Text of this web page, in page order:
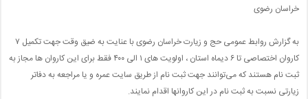
خراسان رضوی
به گزارش روابط عمومی حج و زیارت خراسان رضوی با عنایت به ضیق وقت جهت تکمیل ۷
کاروان اختصاصی تا ۶ دیماه استان ، اولویت های ۱ الی ۴۰۰ فقط برای این کاروان ها مجاز به
ثبت نام هستند که می‌توانند جهت ثبت نام از طریق سایت عمره و یا مراجعه به دفاتر
زیارتی نسبت به ثبت نام در این کاروانها اقدام نمایند.